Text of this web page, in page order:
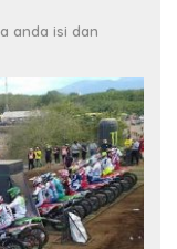
anda isi dan